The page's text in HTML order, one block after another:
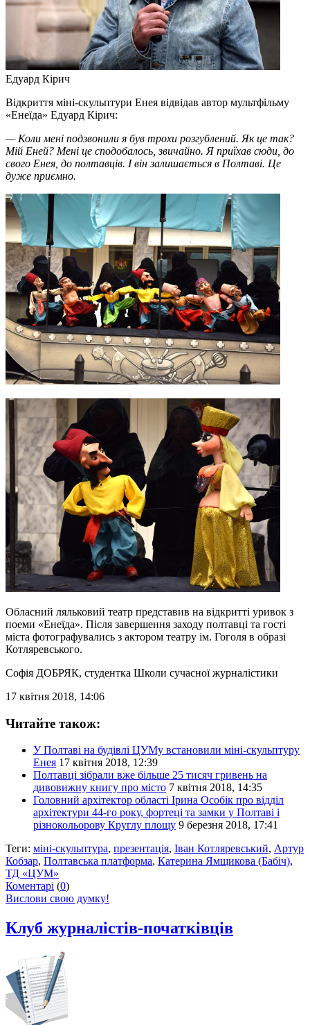
Едуард Кірич
Відкриття міні-скульптури Енея відвідав автор мультфільму
«Енеїда» Едуард Кірич:
— Коли мені подзвонили я був трохи розгублений. Як це так?
Мій Еней? Мені це сподобалось, звичайно. Я приїхав сюди, до
свого Енея, до полтавців. І він залишається в Полтаві. Це
дуже приємно.
Обласний ляльковий театр представив на відкритті уривок з
поеми «Енеїда». Після завершення заходу полтавці та гості
міста фотографувались з актором театру ім. Гоголя в образі
Котляревського.
Софія ДОБРЯК, студентка Школи сучасної журналістики
17 квітня 2018, 14:06
Читайте також:
У Полтаві на будівлі ЦУМу встановили міні-скульптуру
Енея 17 квітня 2018, 12:39
Полтавці зібрали вже більше 25 тисяч гривень на
дивовижну книгу про місто 7 квітня 2018, 14:35
Головний архітектор області Ірина Особік про відділ
архітектури 44-го року, фортеці та замки у Полтаві і
різнокольорову Круглу площу 9 березня 2018, 17:41
Теги: міні-скульптура, презентація, Іван Котляревський, Артур
Кобзар, Полтавська платформа, Катерина Ямщикова (Бабіч),
ТД «ЦУМ»
Коментарі (0)
Вислови свою думку!
Клуб журналістів-початківців